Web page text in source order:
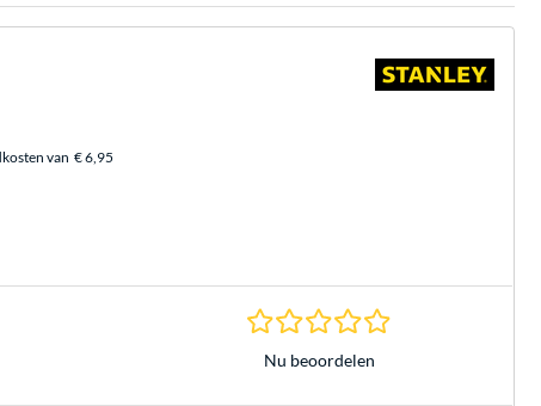
van € 6,95
0.0 sterren
Nu beoordelen